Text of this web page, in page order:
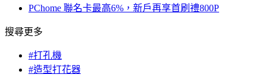
PChome 聯名卡最高6%，新戶再享首刷禮800P
搜尋更多
#打孔機
#造型打花器